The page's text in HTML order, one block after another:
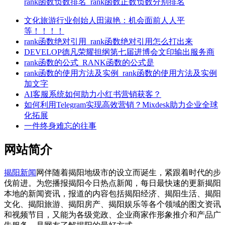
文化旅游行业创始人田淑艳：机会面前人人平
等！！！！
rank函数绝对引用_rank函数绝对引用怎么打出来
DEVELOP德凡荣耀担纲第七届进博会文印输出服务商
rank函数的公式_RANK函数的公式是
rank函数的使用方法及实例_rank函数的使用方法及实例
加文字
AI客服系统如何助力小红书营销获客？
如何利用Telegram实现高效营销？Mixdesk助力企业全球
化拓展
一件终身难忘的往事
网站简介
揭阳新闻 网伴随着揭阳地级市的设立而诞生，紧跟着时代的步
伐前进。为您播报揭阳今日热点新闻，每日最快速的更新揭阳
本地的新闻资讯，报道的内容包括揭阳经济、揭阳生活、揭阳
文化、揭阳旅游、揭阳房产、揭阳娱乐等各个领域的图文资讯
和视频节目，又能为各级党政、企业商家作形象推介和产品广